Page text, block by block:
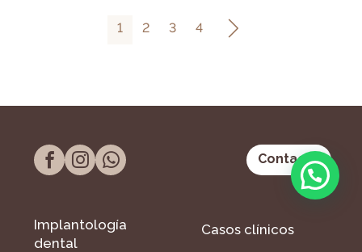
1 2 3 4
Contacto
Implantología
dental
Casos clínicos